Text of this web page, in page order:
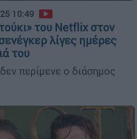
10:49
του Netflix στον
λίγες ημέρες
του
περίμενε ο διάσημος